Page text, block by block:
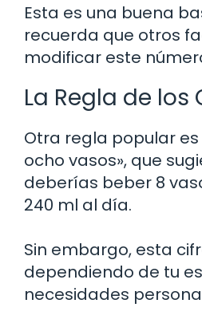
Esta es una buena
recuerda que otros
modificar este
La Regla de los
Otra regla popular
ocho vasos», que
deberías beber 8
240 ml al día.
Sin embargo, esta
dependiendo de tu
necesidades